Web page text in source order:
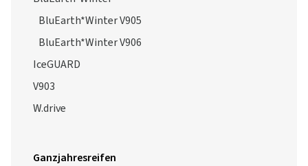
BluEarth*Winter V905
BluEarth*Winter V906
IceGUARD
V903
W.drive
Ganzjahresreifen